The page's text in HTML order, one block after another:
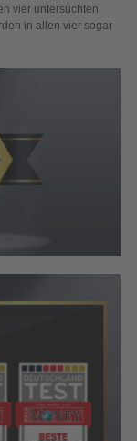
vier untersuchten
in allen vier sogar